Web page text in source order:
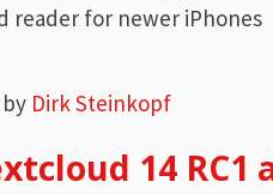
reader for newer iPhones
by Dirk Steinkopf
14 RC1